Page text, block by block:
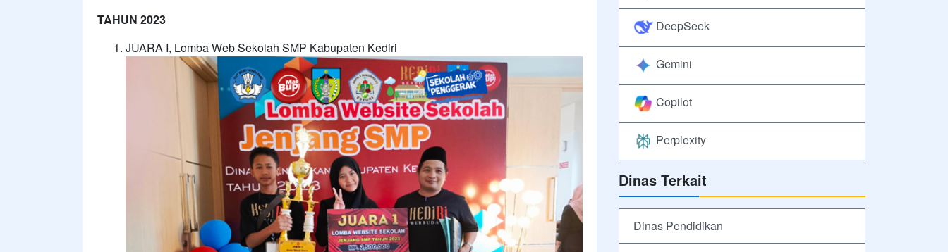
TAHUN 2023
JUARA I, Lomba Web Sekolah SMP Kabupaten Kediri
DeepSeek
Gemini
Copilot
Perplexity
Dinas Terkait
Dinas Pendidikan